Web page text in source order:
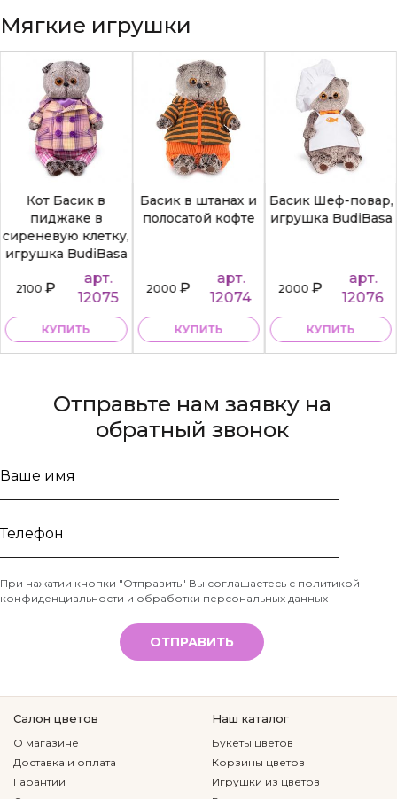
Мягкие игрушки
Кот Басик в
пиджаке в
сиреневую клетку,
игрушка BudiBasa
2100₽
арт.
12075
КУПИТЬ
Басик в штанах и
полосатой кофте
2000₽
арт.
12074
КУПИТЬ
Басик Шеф-повар,
игрушка BudiBasa
2000₽
арт.
12076
КУПИТЬ
Отправьте нам заявку на
обратный звонок
Ваше
Телефон
*
При нажатии кнопки "Отправить" Вы соглашаетесь с политикой
конфиденциальности и обработки персональных данных
ОТПРАВИТЬ
Салон цветов
О магазине
Доставка и оплата
Гарантии
Наш каталог
Букеты цветов
Корзины цветов
Игрушки из цветов